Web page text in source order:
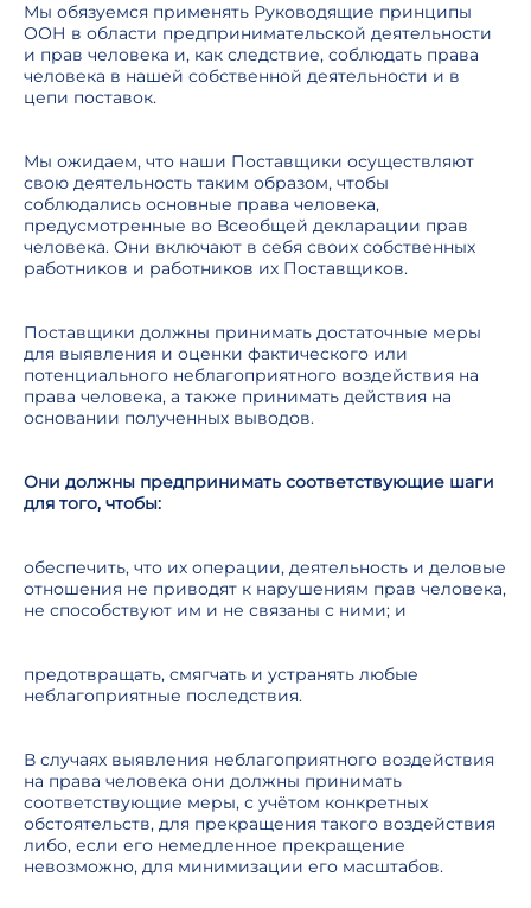
Мы обязуемся применять Руководящие принципы
ООН в области предпринимательской деятельности
и прав человека и, как следствие, соблюдать права
человека в нашей собственной деятельности и в
цепи поставок.
Мы ожидаем, что наши Поставщики осуществляют
свою деятельность таким образом, чтобы
соблюдались основные права человека,
предусмотренные во Всеобщей декларации прав
человека. Они включают в себя своих собственных
работников и работников их Поставщиков.
Поставщики должны принимать достаточные меры
для выявления и оценки фактического или
потенциального неблагоприятного воздействия на
права человека, а также принимать действия на
основании полученных выводов.
Они должны предпринимать соответствующие шаги
для того, чтобы:
обеспечить, что их операции, деятельность и деловые
отношения не приводят к нарушениям прав человека,
не способствуют им и не связаны с ними; и
предотвращать, смягчать и устранять любые
неблагоприятные последствия.
В случаях выявления неблагоприятного воздействия
на права человека они должны принимать
соответствующие меры, с учётом конкретных
обстоятельств, для прекращения такого воздействия
либо, если его немедленное прекращение
невозможно, для минимизации его масштабов.